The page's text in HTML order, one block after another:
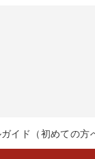
イド（初めての方